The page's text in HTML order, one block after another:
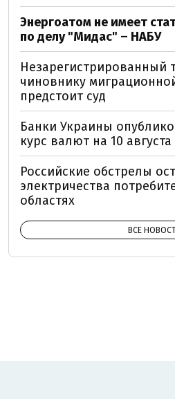
Энергоатом не имеет
по делу "Мидас" – НАБУ
Незарегистрированный
чиновнику
предстоит суд
Банки Украины
курс валют на 10 августа
Российские обстрелы
электричества
областях
ВСЕ